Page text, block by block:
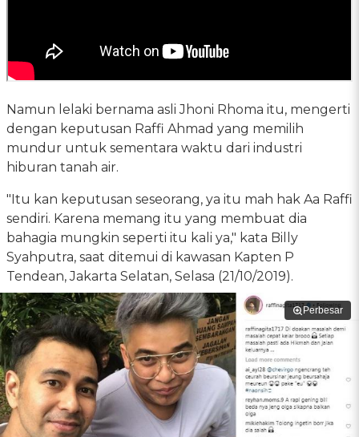
Namun lelaki bernama asli Jhoni Rhoma itu, mengerti
dengan keputusan Raffi Ahmad yang memilih
mundur untuk sementara waktu dari industri
hiburan tanah air.
"Itu kan keputusan seseorang, ya itu mah hak Aa Raffi
sendiri. Karena memang itu yang membuat dia
bahagia mungkin seperti itu kali ya," kata Billy
Syahputra, saat ditemui di kawasan Kapten P
Tendean, Jakarta Selatan, Selasa (21/10/2019).
Perbesar